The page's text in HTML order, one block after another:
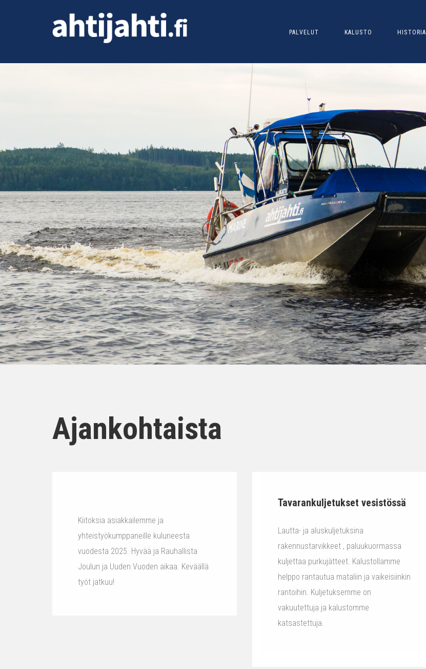
PALVELUT KALUSTO HISTORIA
Ajankohtaista
Kiitoksia asiakkailemme ja
yhteistyökumppaneille kuluneesta
vuodesta 2025. Hyvää ja Rauhallista
Joulun ja Uuden Vuoden aikaa. Keväällä
työt jatkuu!
Tavarankuljetukset vesistössä
Lautta- ja aluskuljetuksina
rakennustarvikkeet , paluukuormassa
kuljettaa purkujätteet. Kalustollamme
helppo rantautua mataliin ja vaikeisiinkin
rantoihin. Kuljetuksemme on
vakuutettuja ja kalustomme
katsastettuja.